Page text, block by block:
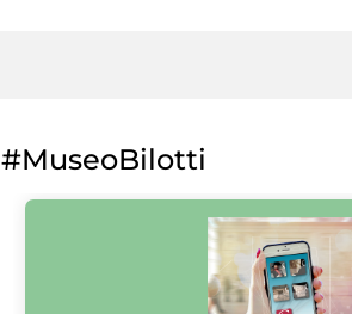
#MuseoBilotti